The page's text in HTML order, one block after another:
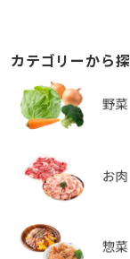
カテゴリーから